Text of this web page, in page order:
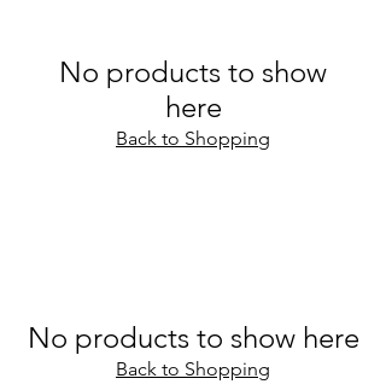
No products to show
here
Back to Shopping
No products to show here
Back to Shopping